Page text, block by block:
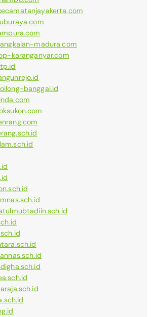
madura.com
karanganyar.com
banggai.id